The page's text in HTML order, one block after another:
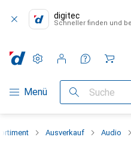
digitec
Schneller finden und
Navigation nach Kategorien
Menü Suche
Einstellungen
Kundenkonto
Vergleichslisten
Merklisten
Warenkorb
Ausverkauf Audio